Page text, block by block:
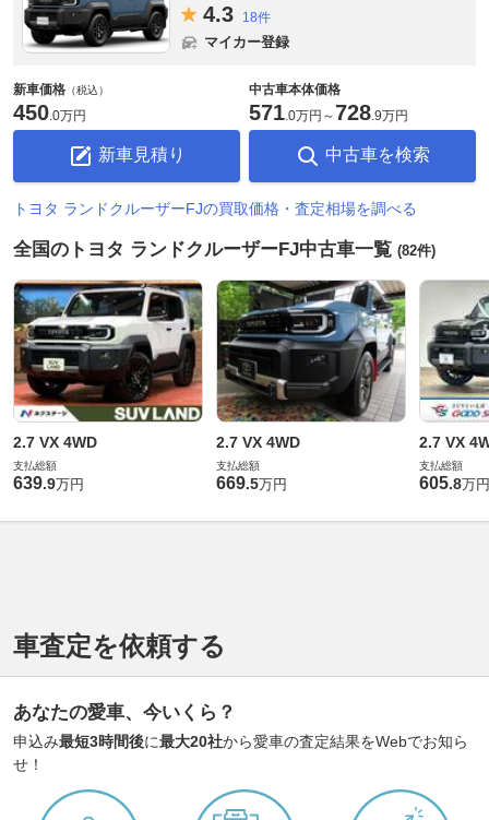
4.3 18件
マイカー登録
新車価格 （税込）
450.0万円
新車見積り
中古車本体価格
571.0万円 ～728.9万円
中古車を検索
トヨタ ランドクルーザーFJの買取価格・査定相場を調べる
全国のトヨタ ランドクルーザーFJ中古車一覧 (82件)
2.7 VX 4WD
支払総額
639.9万円
2.7 VX 4WD
支払総額
669.5万円
2.7 VX
支払総額
605.8万円
車査定を依頼する
あなたの愛車、今いくら？
申込み最短3時間後に最大20社から愛車の査定結果をWebでお知ら
せ！